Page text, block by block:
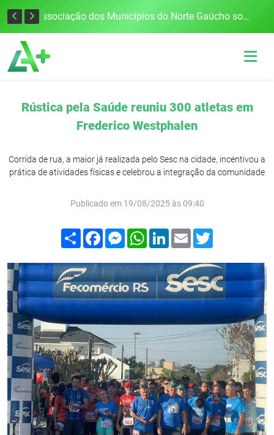
Defesa Civil alerta para risco de tornado e tempestades severas no RS entre esta quinta e sexta-feira Associação dos Municípios do Norte Gaúcho solicita R$ 8 milhões ao Governo do Estado para reparações climáticas
Rústica pela Saúde reuniu 300 atletas em
Frederico Westphalen
Corrida de rua, a maior já realizada pelo Sesc na cidade, incentivou a
prática de atividades físicas e celebrou a integração da comunidade
Publicado em 19/08/2025 às 09:40
Compartilhar
FacebookMessenger
WhatsApp
LinkedIn
Email